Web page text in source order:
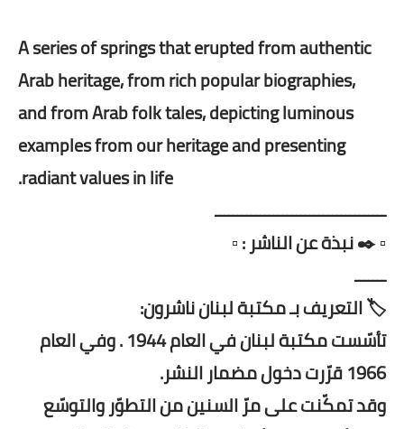
A series of springs that erupted from authentic
Arab heritage, from rich popular biographies,
and from Arab folk tales, depicting luminous
examples from our heritage and presenting
radiant values ​​in life.
ــــــــــــــــــــــــــــــــــــــ
▫️ ✒️ نبذة عن الناشر : ▫️
ـــــــ
🏷️ التعريف بـ مكتبة لبنان ناشرون:
تأسّست مكتبة لبنان في العام 1944 . وفي العام
1966 قرّرت دخول مضمار النشر.
وقد تمكّنت على مرّ السنين من التطوّر والتوسّع